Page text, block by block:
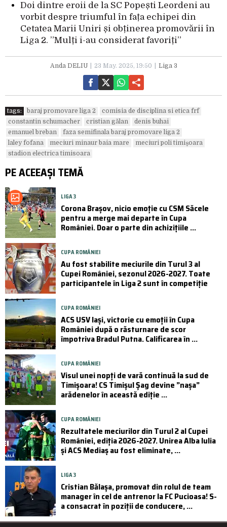
Doi dintre eroii de la SC Popești Leordeni au
vorbit despre triumful în fața echipei din
Cetatea Marii Uniri și obținerea promovării în
Liga 2. ”Mulți i-au considerat favoriți”
Anda DELIU 23 May. 2025, 19:50 Liga 3
tags: baraj promovare liga 2
comisia de disciplina si etica frf
constantin schumacher
cristian gălan
denis buhai
emanuel breban
faza semifinala baraj promovare liga 2
laley fofana
meciuri minaur baia mare
meciuri poli timișoara
stadion electrica timisoara
PE ACEEAȘI TEMĂ
LIGA 3
Corona Brașov, nicio emoție cu CSM Săcele
pentru a merge mai departe în Cupa
României. Doar o parte din achizițiile ...
CUPA ROMÂNIEI
Au fost stabilite meciurile din Turul 3 al
Cupei României, sezonul 2026-2027. Toate
participantele în Liga 2 sunt în competiție
CUPA ROMÂNIEI
ACS USV Iași, victorie cu emoții în Cupa
României după o răsturnare de scor
împotriva Bradul Putna. Calificarea în ...
CUPA ROMÂNIEI
Visul unei nopți de vară continuă la sud de
Timișoara! CS Timișul Șag devine ”nașa”
arădenelor în această ediție ...
CUPA ROMÂNIEI
Rezultatele meciurilor din Turul 2 al Cupei
României, ediția 2026-2027. Unirea Alba Iulia
și ACS Mediaș au fost eliminate, ...
LIGA 3
Cristian Bălașa, promovat din rolul de team
manager în cel de antrenor la FC Pucioasa! S-
a consacrat în poziții de conducere, ...